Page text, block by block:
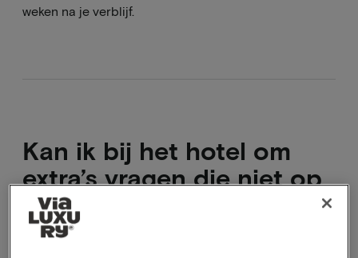
weken na je verblijf.
Kan ik bij het hotel om
extra’s vragen die niet op
de website staan?